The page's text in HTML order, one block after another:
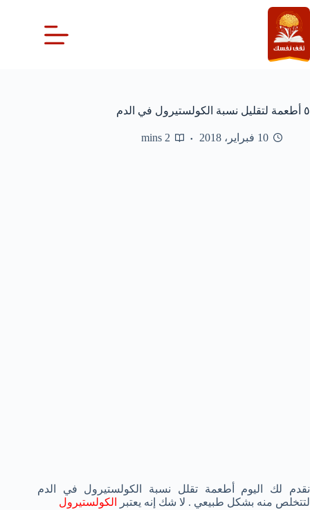
التجاوز
إلى
المحتوى
٥ أطعمة لتقليل نسبة الكولستيرول في الدم
10 فبراير، 2018 2 mins
نقدم لك اليوم أطعمة تقلل نسبة الكولستيرول في الدم
لتتخلص منه بشكل طبيعي . لا شك إنه يعتبر
الكولستيرول